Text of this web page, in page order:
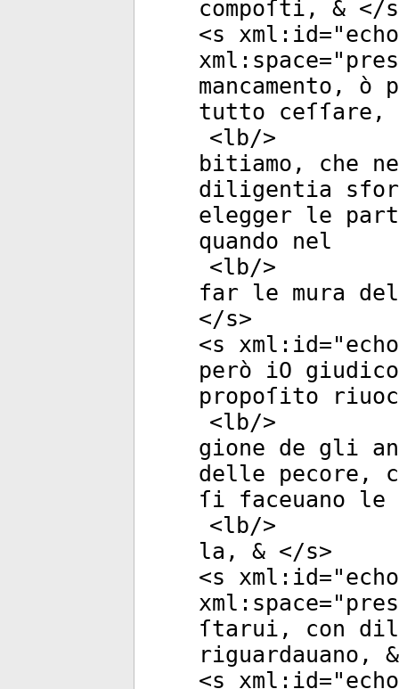
compoſti, & </s
<s xml:id="
xml:space="
mancamento,
tutto
<lb/>
bitiamo, che
diligentia
elegger le
quando nel
<lb/>
far le mura
</s>
<s xml:id="
però iO
propoſito
<lb/>
gione de gli
delle pecore,
ſi faceuano le
<lb/>
la, & </s>
<s xml:id="
xml:space="
ſtarui, con
riguardauano,
<s xml:id="